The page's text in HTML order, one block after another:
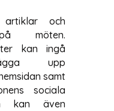
artiklar och
på möten.
kan ingå
upp
samt
sociala
kan även